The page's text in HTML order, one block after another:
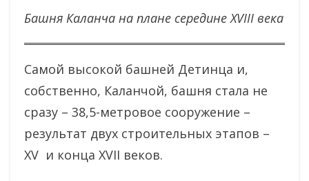
Башня Каланча на плане середине XVIII века
Самой высокой башней Детинца и,
собственно, Каланчой, башня стала не
сразу – 38,5-метровое сооружение –
результат двух строительных этапов –
XV и конца XVII веков.